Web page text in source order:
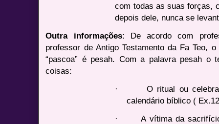
com todas as suas forças,
depois dele, nunca se
Outra informações: De acordo com
professor de Antigo Testamento da Fa Teo,
“pascoa” é pesah. Com a palavra pesah o
coisas:
·
O ritual ou
calendário bíblico (
·
A vítima da